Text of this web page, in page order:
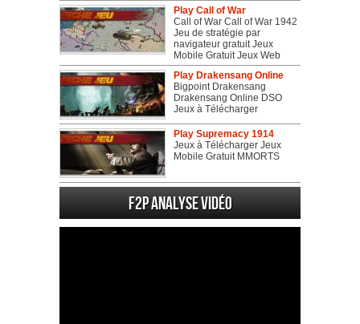
Play Call of War
Call of War Call of War 1942
Jeu de stratégie par
navigateur gratuit Jeux
Mobile Gratuit Jeux Web
Play Drakensang Online
Bigpoint Drakensang
Drakensang Online DSO
Jeux à Télécharger
Play Supremacy 1914
Jeux à Télécharger Jeux
Mobile Gratuit MMORTS
F2P Analyse vidéo